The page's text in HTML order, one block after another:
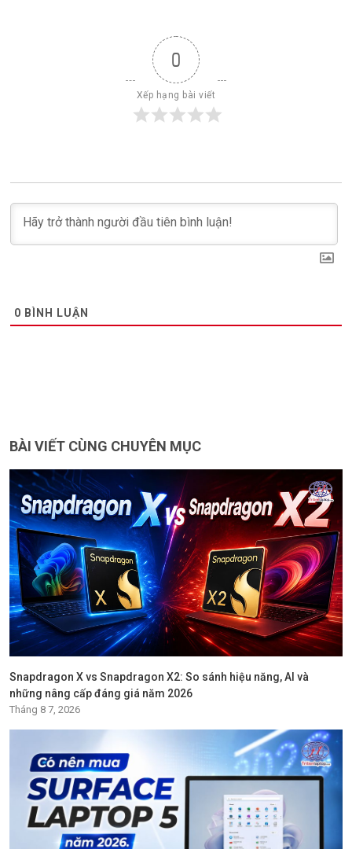
0
Xếp hạng bài viết
0 BÌNH LUẬN
BÀI VIẾT CÙNG CHUYÊN MỤC
Snapdragon X vs Snapdragon X2: So sánh hiệu năng, AI và
những nâng cấp đáng giá năm 2026
Tháng 8 7, 2026